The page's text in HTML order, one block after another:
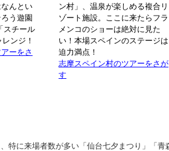
んとい
う遊園
スチール
ンジ！
ーをさ
ン村」、温泉が楽しめる複合リ
ゾート施設。ここに来たらフラ
メンコのショーは絶対に見た
い！本場スペインのステージは
迫力満点！
志摩スペイン村のツアーをさが
す
特に来場者数が多い「仙台七夕まつり」「